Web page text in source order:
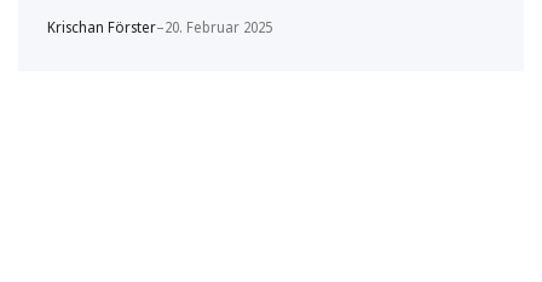
Krischan Förster–20. Februar 2025